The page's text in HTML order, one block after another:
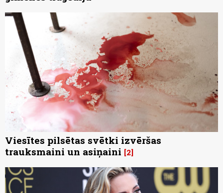
Viesītes pilsētas svētki izvēršas
trauksmaini un asiņaini 2